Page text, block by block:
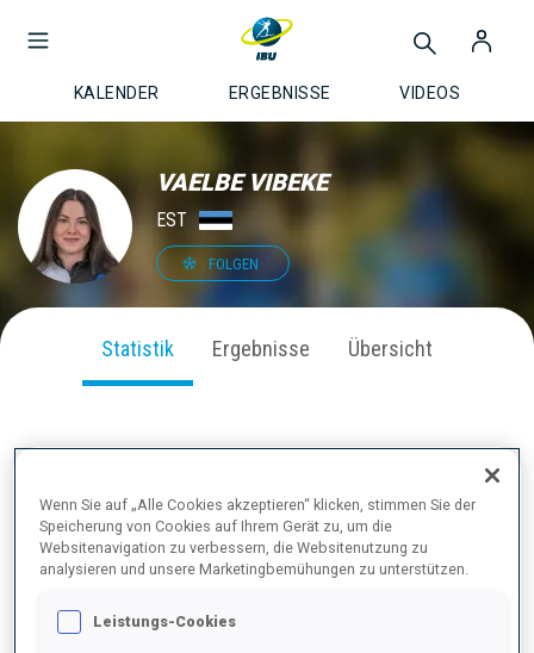
KALENDER ERGEBNISSE VIDEOS
VAELBE VIBEKE
EST
FOLGEN
Statistik Ergebnisse Übersicht
Wenn Sie auf „Alle Cookies akzeptieren“ klicken, stimmen Sie der
Speicherung von Cookies auf Ihrem Gerät zu, um die
Websitenavigation zu verbessern, die Websitenutzung zu
analysieren und unsere Marketingbemühungen zu unterstützen.
Leistungs-Cookies